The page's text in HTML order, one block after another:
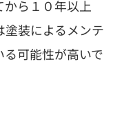
から１０年以上
装によるメンテ
可能性が高いで